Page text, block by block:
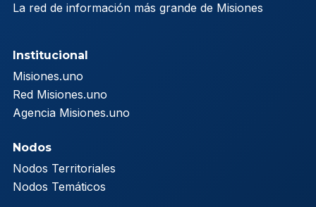
La red de información más grande de Misiones
Institucional
Misiones.uno
Red Misiones.uno
Agencia Misiones.uno
Nodos
Nodos Territoriales
Nodos Temáticos